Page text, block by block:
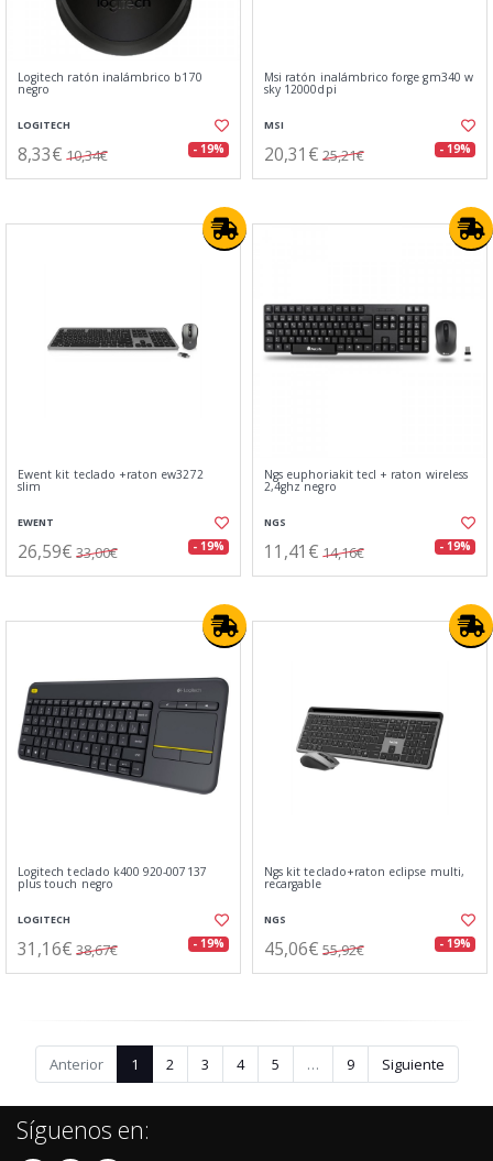
Logitech ratón inalámbrico b170
negro
LOGITECH
8,33€ 10,34€ - 19%
Msi ratón inalámbrico forge gm340 w
sky 12000dpi
MSI
20,31€ 25,21€ - 19%
Ewent kit teclado +raton ew3272
slim
EWENT
26,59€ 33,00€ - 19%
Ngs euphoriakit tecl + raton wireless
2,4ghz negro
NGS
11,41€ 14,16€ - 19%
Logitech teclado k400 920-007137
plus touch negro
LOGITECH
31,16€ 38,67€ - 19%
Ngs kit teclado+raton eclipse multi,
recargable
NGS
45,06€ 55,92€ - 19%
Anterior 1 2 3 4 5 … 9 Siguiente
Síguenos en: